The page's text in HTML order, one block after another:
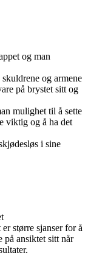
og man
og armene
på brystet sitt og
mulighet til å sette
viktig og å ha det
i sine
større sjanser for å
på ansiktet sitt når